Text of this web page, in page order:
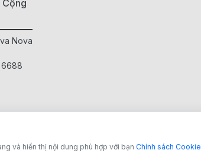
Cộng
Nova
và hiển thị nội dung phù hợp với bạn Chính sách Cookie